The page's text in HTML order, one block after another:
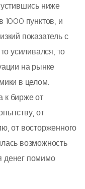
ниже
1000 пунктов, и
показатель с
усиливался, то
на рынке
в целом.
к бирже от
от
от восторженного
возможность
денег помимо